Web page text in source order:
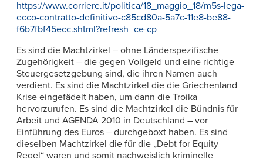
https://www.corriere.it/politica/18_maggio_18/m5s-lega-
ecco-contratto-definitivo-c85cd80a-5a7c-11e8-be88-
f6b7fbf45ecc.shtml?refresh_ce-cp
Es sind die Machtzirkel – ohne Länderspezifische
Zugehörigkeit – die gegen Vollgeld und eine richtige
Steuergesetzgebung sind, die ihren Namen auch
verdient. Es sind die Machtzirkel die die Griechenland
Krise eingefädelt haben, um dann die Troika
hervorzurufen. Es sind die Machtzirkel die Bündnis für
Arbeit und AGENDA 2010 in Deutschland – vor
Einführung des Euros – durchgeboxt haben. Es sind
dieselben Machtzirkel die für die „Debt for Equity